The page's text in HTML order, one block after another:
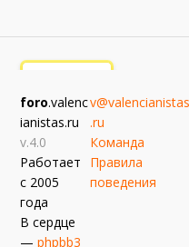
Валенсия — Атлетик
примерно 25 октября
Валенсия — Вильярреал
foro.valenc
ianistas.ru
v.4.0
Работает
с 2005
года
В сердце
—phpbb3
v@valencianistas
.ru
Команда
Правила
поведения